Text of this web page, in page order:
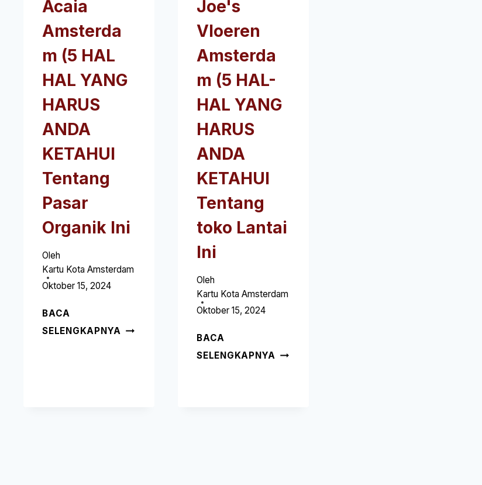
Acaia
Amsterda
m (5 HAL
HAL YANG
HARUS
ANDA
KETAHUI
Tentang
Pasar
Organik Ini
Oleh
Kartu Kota Amsterdam
Oktober 15, 2024
BACA
SELENGKAPNYA ACAIA
Joe's
Vloeren
Amsterda
m (5 HAL-
HAL YANG
HARUS
ANDA
KETAHUI
Tentang
toko Lantai
Ini
Oleh
Kartu Kota Amsterdam
Oktober 15, 2024
BACA
SELENGKAPNYA JOE'S